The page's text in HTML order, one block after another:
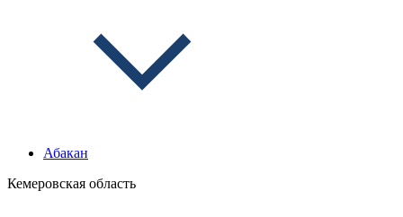
Абакан
Кемеровская область